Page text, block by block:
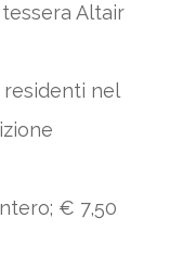
tessera Altair
nel
€ 7,50